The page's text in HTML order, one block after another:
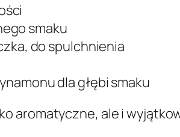
smaku
do spulchnienia
dla głębi smaku
aromatyczne, ale i